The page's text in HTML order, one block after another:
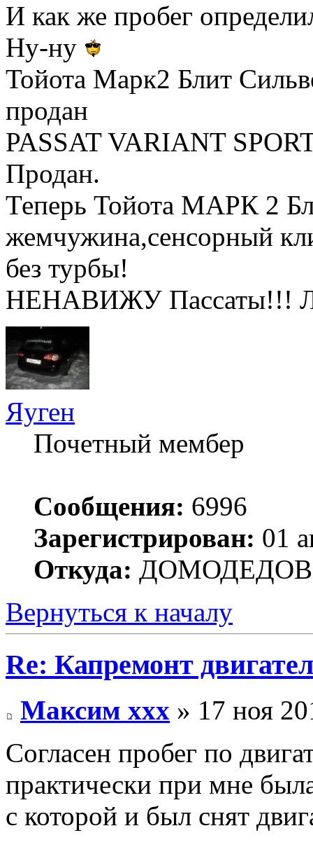
И как же пробег
Ну-ну
Тойота Марк2 Блит
продан
PASSAT VARIANT
Продан.
Теперь Тойота МАРК 2
жемчужина,сенсорный
без турбы!
НЕНАВИЖУ
Яуген
Почетный мембер
Сообщения: 6996
Зарегистрирован: 01
Откуда:
Вернуться к началу
Re: Капремонт
Максим xxx » 17 ноя
Согласен пробег по
практически при мне
с которой и был снят